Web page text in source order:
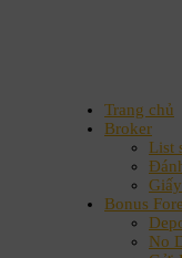
Trang chủ
Broker
List
Bonus
No